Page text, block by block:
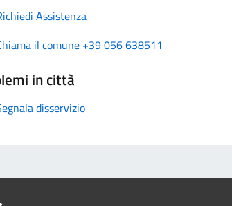
Assistenza
il comune +39 056 638511
in città
disservizio